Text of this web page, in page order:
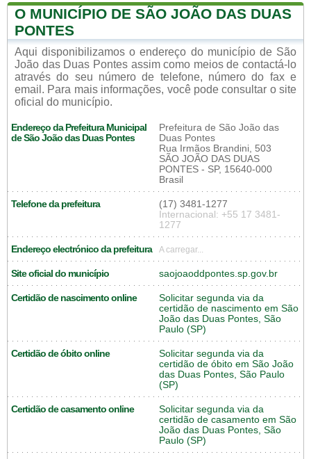
O MUNICÍPIO DE SÃO JOÃO DAS DUAS
PONTES
Aqui disponibilizamos o endereço do município de São
João das Duas Pontes assim como meios de contactá-lo
através do seu número de telefone, número do fax e
email. Para mais informações, você pode consultar o site
oficial do município.
Endereço da Prefeitura Municipal
de São João das Duas Pontes
Prefeitura de São João das
Duas Pontes
Rua Irmãos Brandini, 503
SÃO JOÃO DAS DUAS
PONTES - SP, 15640-000
Brasil
Telefone da prefeitura
(17) 3481-1277
Internacional: +55 17 3481-
1277
Endereço electrónico da prefeitura A carregar...
Site oficial do município saojoaoddpontes.sp.gov.br
Certidão de nascimento online
Solicitar segunda via da
certidão de nascimento em São
João das Duas Pontes, São
Paulo (SP)
Certidão de óbito online
Solicitar segunda via da
certidão de óbito em São João
das Duas Pontes, São Paulo
(SP)
Certidão de casamento online
Solicitar segunda via da
certidão de casamento em São
João das Duas Pontes, São
Paulo (SP)